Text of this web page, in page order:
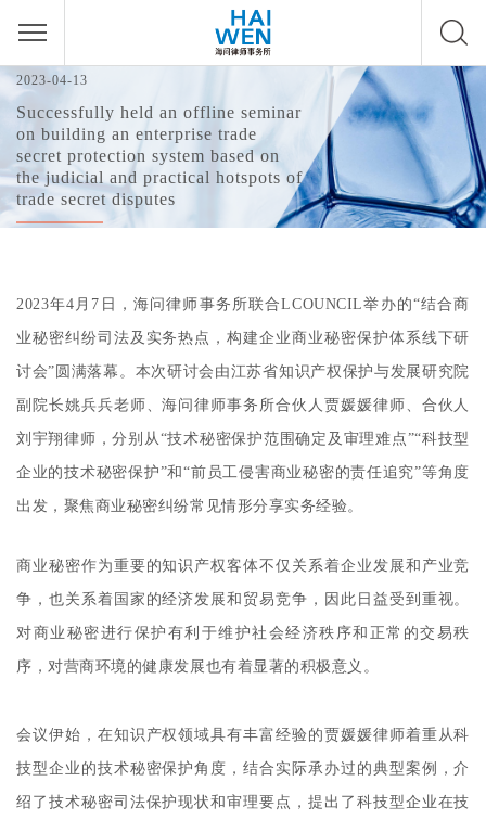
2023-04-13
Successfully held an offline seminar
on building an enterprise trade
secret protection system based on
the judicial and practical hotspots of
trade secret disputes
2023年4月7日，海问律师事务所联合LCOUNCIL举办的“结合商
业秘密纠纷司法及实务热点，构建企业商业秘密保护体系线下研
讨会”圆满落幕。本次研讨会由江苏省知识产权保护与发展研究院
副院长姚兵兵老师、海问律师事务所合伙人贾媛媛律师、合伙人
刘宇翔律师，分别从“技术秘密保护范围确定及审理难点”“科技型
企业的技术秘密保护”和“前员工侵害商业秘密的责任追究”等角度
出发，聚焦商业秘密纠纷常见情形分享实务经验。
商业秘密作为重要的知识产权客体不仅关系着企业发展和产业竞
争，也关系着国家的经济发展和贸易竞争，因此日益受到重视。
对商业秘密进行保护有利于维护社会经济秩序和正常的交易秩
序，对营商环境的健康发展也有着显著的积极意义。
会议伊始，在知识产权领域具有丰富经验的贾媛媛律师着重从科
技型企业的技术秘密保护角度，结合实际承办过的典型案例，介
绍了技术秘密司法保护现状和审理要点，提出了科技型企业在技